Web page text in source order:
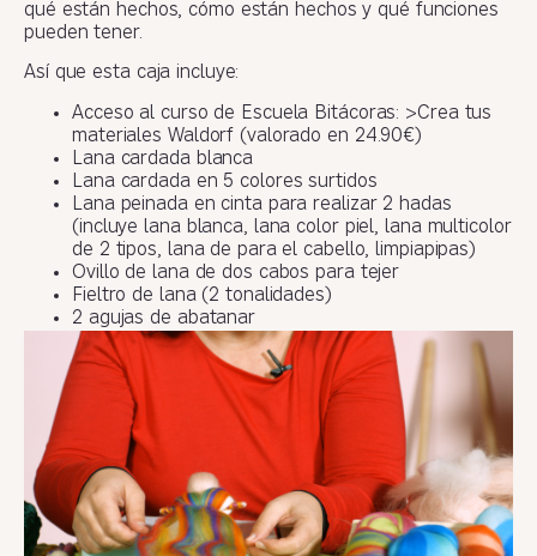
qué están hechos, cómo están hechos y qué funciones
pueden tener.
Así que esta caja incluye:
Acceso al curso de Escuela Bitácoras: >Crea tus
materiales Waldorf (valorado en 24.90€)
Lana cardada blanca
Lana cardada en 5 colores surtidos
Lana peinada en cinta para realizar 2 hadas
(incluye lana blanca, lana color piel, lana multicolor
de 2 tipos, lana de para el cabello, limpiapipas)
Ovillo de lana de dos cabos para tejer
Fieltro de lana (2 tonalidades)
2 agujas de abatanar